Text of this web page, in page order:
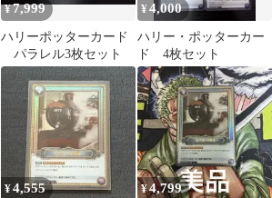
¥7,999
ハリーポッターカード
パラレル3枚セット
¥4,000
ハリー・ポッターカー
ド 4枚セット
¥4,555 ¥4,799